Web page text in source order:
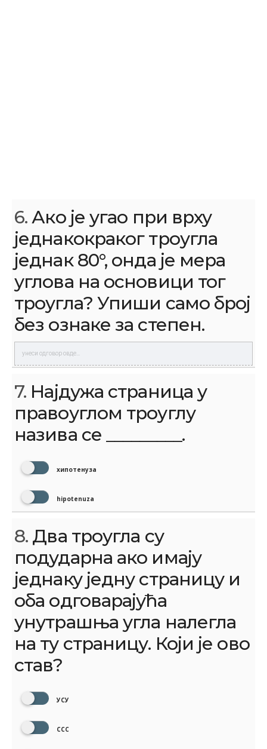
6.Ако је угао при врху
једнакокраког троугла
једнак 80°, онда је мера
углова на основици тог
троугла? Упиши само број
без ознаке за степен.
7. Најдужа страница у
правоуглом троуглу
назива се _________.
хипотенуза
hipotenuza
8. Два троугла су
подударна ако имају
једнаку једну страницу и
оба одговарајућа
унутрашња угла налегла
на ту страницу. Који је ово
став?
УСУ
ССС